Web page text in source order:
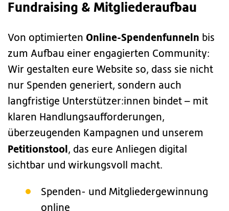
Fundraising & Mitgliederaufbau
Von optimierten Online-Spendenfunneln bis
zum Aufbau einer engagierten Community:
Wir gestalten eure Website so, dass sie nicht
nur Spenden generiert, sondern auch
langfristige Unterstützer:innen bindet – mit
klaren Handlungsaufforderungen,
überzeugenden Kampagnen und unserem
Petitionstool , das eure Anliegen digital
sichtbar und wirkungsvoll macht.
Spenden- und Mitgliedergewinnung
online